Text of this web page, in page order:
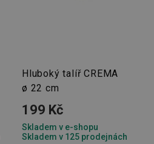
Hluboký talíř CREMA
ø 22 cm
199 Kč
Skladem v e-shopu
Skladem v 125 prodejnách